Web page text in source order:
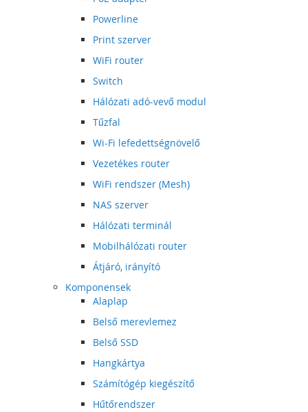
Powerline
Print szerver
WiFi router
Switch
Hálózati adó-vevő modul
Tűzfal
Wi-Fi lefedettségnövelő
Vezetékes router
WiFi rendszer (Mesh)
NAS szerver
Hálózati terminál
Mobilhálózati router
Átjáró, irányító
Komponensek
Alaplap
Belső merevlemez
Belső SSD
Hangkártya
Számítógép kiegészítő
Hűtőrendszer